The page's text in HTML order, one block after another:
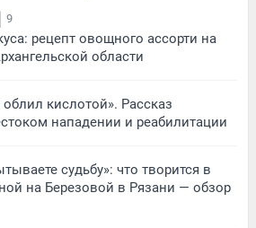
9
рецепт овощного ассорти на
области
кислотой». Рассказ
нападении и реабилитации
судьбу»: что творится в
на Березовой в Рязани — обзор